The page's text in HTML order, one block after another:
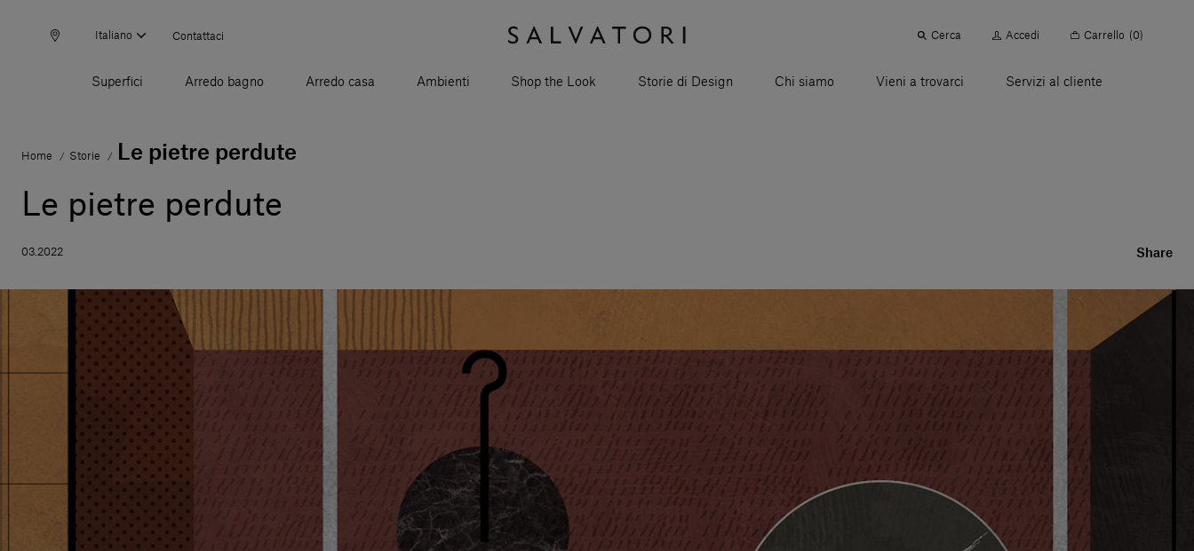
Italiano Contattaci Cerca Accedi Carrello (0)
Superfici Arredo bagno Arredo casa Ambienti Shop the Look Storie di Design Chi siamo Vieni a trovarci Servizi al cliente
Home / Storie / Le pietre perdute
Le pietre perdute
03.2022 Share